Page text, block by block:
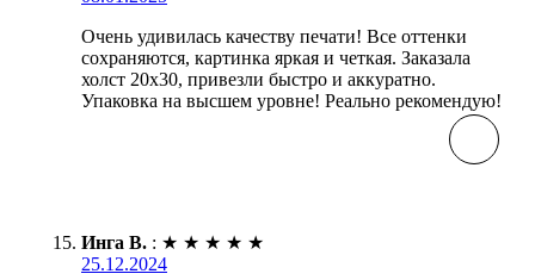
Очень удивилась качеству печати! Все оттенки
сохраняются, картинка яркая и четкая. Заказала
холст 20х30, привезли быстро и аккуратно.
Упаковка на высшем уровне! Реально рекомендую!
Инга В. : ★ ★ ★ ★ ★
25.12.2024